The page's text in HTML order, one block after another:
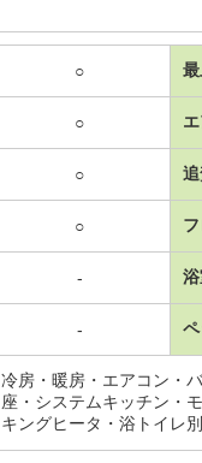
○
○
○
○
-
-
冷房・暖房・エアコン・
座・システムキッチン・
キングヒータ・浴トイレ